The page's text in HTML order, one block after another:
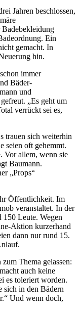
Jahren beschlossen,
Badebekleidung
Ein
gemacht. In
hin.
immer
Bäder-
und
„Es geht um
verrückt sei es,
trauen sich weiterhin
seien oft gehemmt.
Vor allem, wenn sie
Baumann.
„Props“
Öffentlichkeit. Im
veranstaltet. In der
150 Leute. Wegen
Aktion kurzerhand
dann nur rund 15.
Thema gelassen:
auch keine
es toleriert worden.
sich in den Bädern
Und wenn doch,